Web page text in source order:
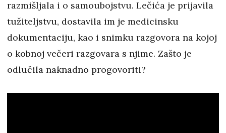
razmišljala i o samoubojstvu. Lečića je prijavila
tužiteljstvu, dostavila im je medicinsku
dokumentaciju, kao i snimku razgovora na kojoj
o kobnoj večeri razgovara s njime. Zašto je
odlučila naknadno progovoriti?